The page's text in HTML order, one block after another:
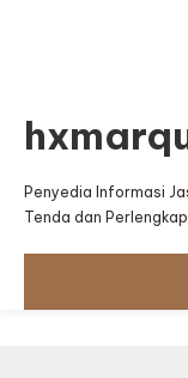
Penyedia Informasi
Tenda dan